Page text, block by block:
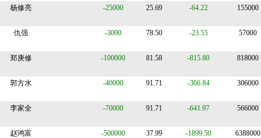
杨修亮 -25000 25.69 -64.22 155000
仇强 -3000 78.50 -23.55 57000
郑庚修 -100000 81.58 -815.80 818000
郭方水 -40000 91.71 -366.84 306000
李家全 -70000 91.71 -641.97 566000
赵鸿富 -500000 37.99 -1899.50 6388000